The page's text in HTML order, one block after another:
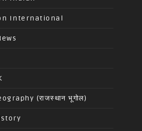
International
(राजस्थान भूगोल)